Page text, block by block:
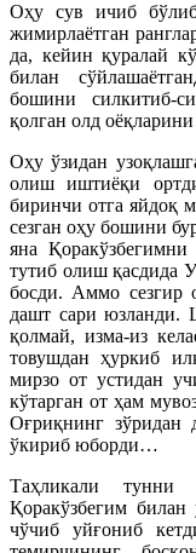
Оҳу сув ичиб
жимирлаётган
да, кейин қуралай
билан
бошини силкитиб-
қолган олд оёқларини
Оҳу ўзидан
олиш иштиёқи
биринчи отга яйдоқ
сезган оҳу бошини
яна
тутиб олиш қасдида
босди. Аммо сезгир
дашт сари юзланди.
қолмай, изма-из
товушдан ҳуркиб
мирзо от устидан
кўтарган от ҳам
Оғриқнинг зўридан
ўкириб юборди…
Таҳликали
Қоракўзбегим билан
чўчиб уйғониб